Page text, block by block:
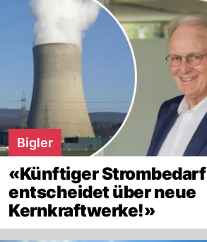
Bigler
«Künftiger Strombedarf
entscheidet über neue
Kernkraftwerke!»